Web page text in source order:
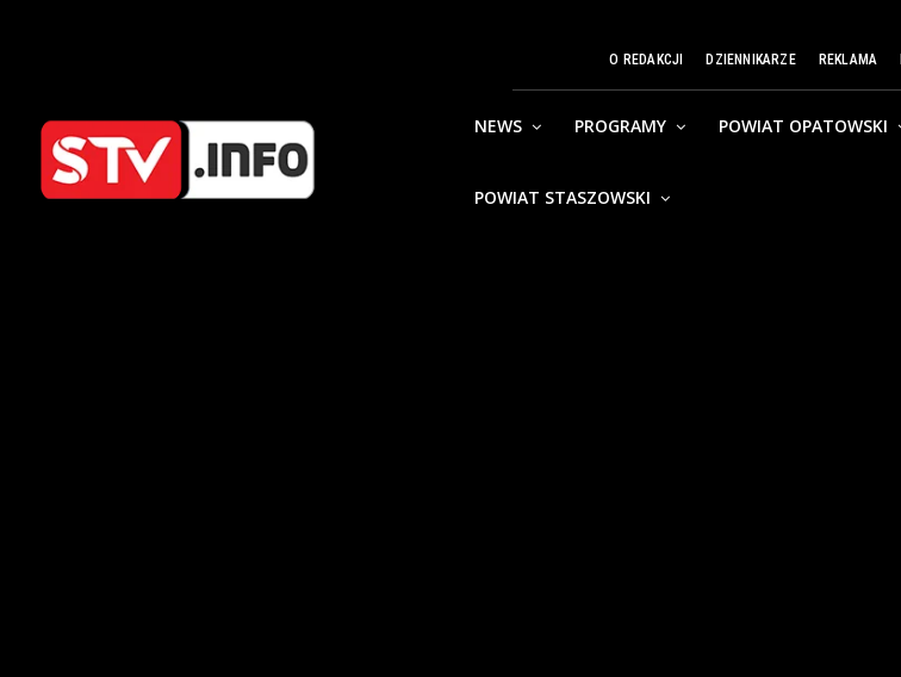
O REDAKCJI DZIENNIKARZE REKLAMA
NEWS PROGRAMY POWIAT OPATOWSKI
POWIAT STASZOWSKI